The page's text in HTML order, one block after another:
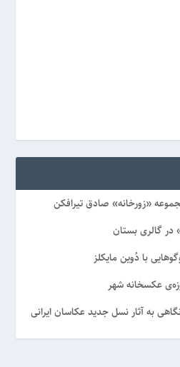
«زورخانه» صادق تیرافکن
گالری بستان
با دُوین مایکلز
عکسخانه شهر
به آثار نسل جدید عکاسان ایرانی